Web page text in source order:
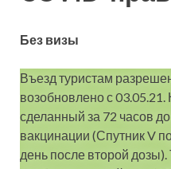
Без визы
Въезд туристам
возобновлено с
сделанный за 72 часов
вакцинации (Спутник V
день после второй